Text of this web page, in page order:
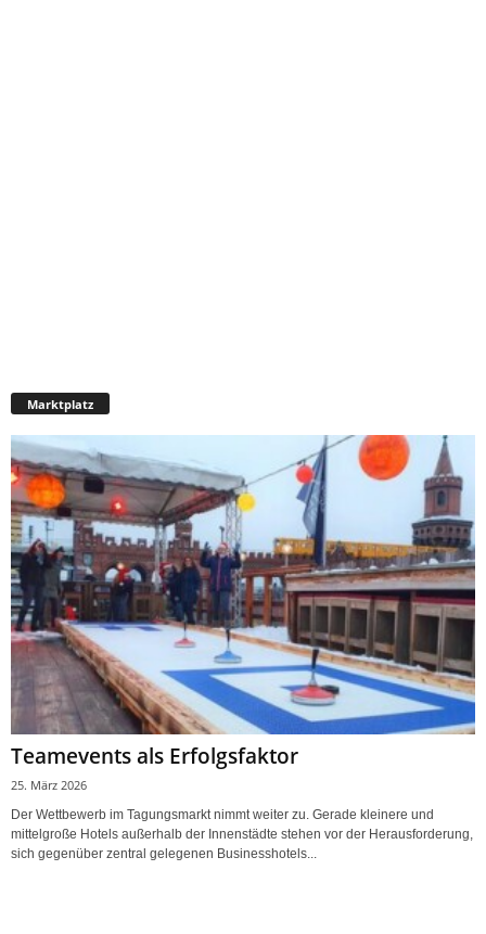
Marktplatz
Teamevents als Erfolgsfaktor
25. März 2026
Der Wettbewerb im Tagungsmarkt nimmt weiter zu. Gerade kleinere und
mittelgroße Hotels außerhalb der Innenstädte stehen vor der Herausforderung,
sich gegenüber zentral gelegenen Businesshotels...